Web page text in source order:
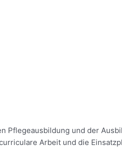
Pflegeausbildung und der
Arbeit und die